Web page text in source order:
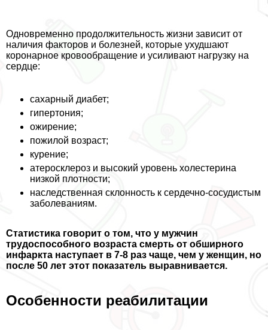
Одновременно продолжительность жизни зависит от
наличия факторов и болезней, которые ухудшают
коронарное кровообращение и усиливают нагрузку на
сердце:
сахарный диабет;
гипертония;
ожирение;
пожилой возраст;
курение;
атеросклероз и высокий уровень холестерина
низкой плотности;
наследственная склонность к сердечно-сосудистым
заболеваниям.
Статистика говорит о том, что у мужчин
трудоспособного возраста cмepть от обширного
инфаркта наступает в 7-8 раз чаще, чем у женщин, но
после 50 лет этот показатель выравнивается.
Особенности реабилитации